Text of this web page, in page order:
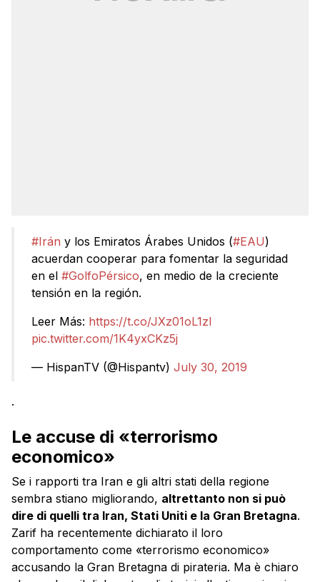
#Irán y los Emiratos Árabes Unidos (#EAU)
acuerdan cooperar para fomentar la seguridad
en el #GolfoPérsico, en medio de la creciente
tensión en la región.
Leer Más: https://t.co/JXz01oL1zl
pic.twitter.com/1K4yxCKz5j
— HispanTV (@Hispantv) July 30, 2019
.
Le accuse di «terrorismo
economico»
Se i rapporti tra Iran e gli altri stati della regione
sembra stiano migliorando, altrettanto non si può
dire di quelli tra Iran, Stati Uniti e la Gran Bretagna.
Zarif ha recentemente dichiarato il loro
comportamento come «terrorismo economico»
accusando la Gran Bretagna di pirateria. Ma è chiaro